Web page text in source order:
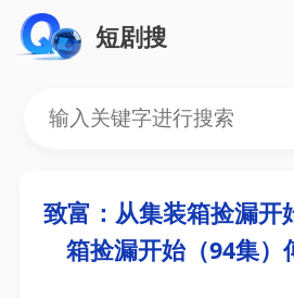
短剧搜
致富：从集装箱捡漏开
箱捡漏开始（94集）